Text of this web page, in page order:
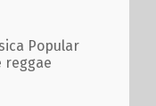
Popular
reggae